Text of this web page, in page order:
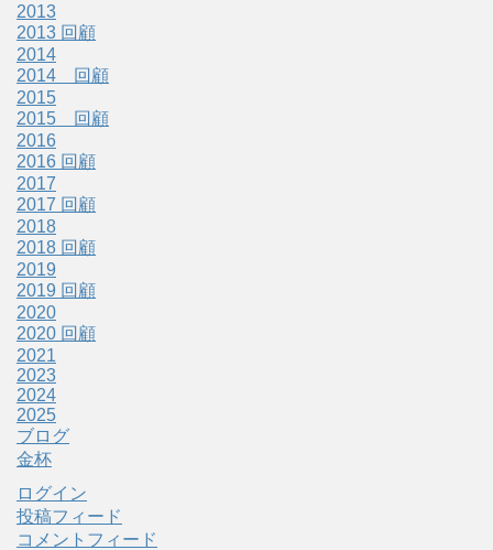
2013
2013 回顧
2014
2014 回顧
2015
2015 回顧
2016
2016 回顧
2017
2017 回顧
2018
2018 回顧
2019
2019 回顧
2020
2020 回顧
2021
2023
2024
2025
ブログ
金杯
ログイン
投稿フィード
コメントフィード